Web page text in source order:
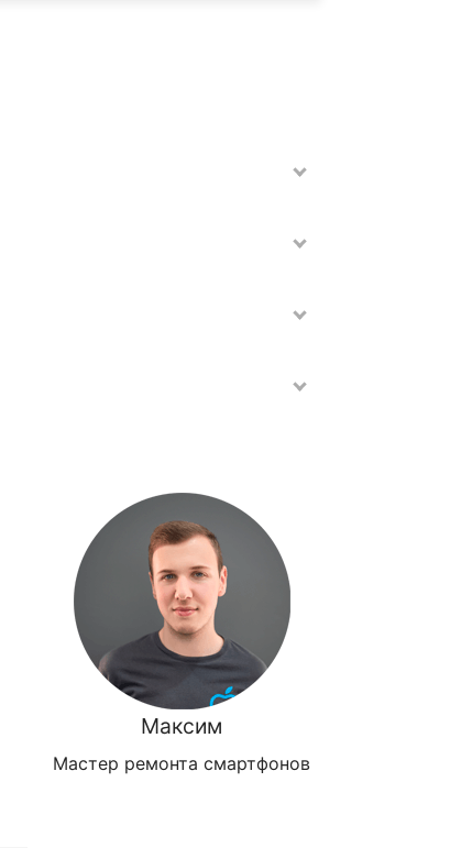
Максим
Мастер ремонта смартфонов